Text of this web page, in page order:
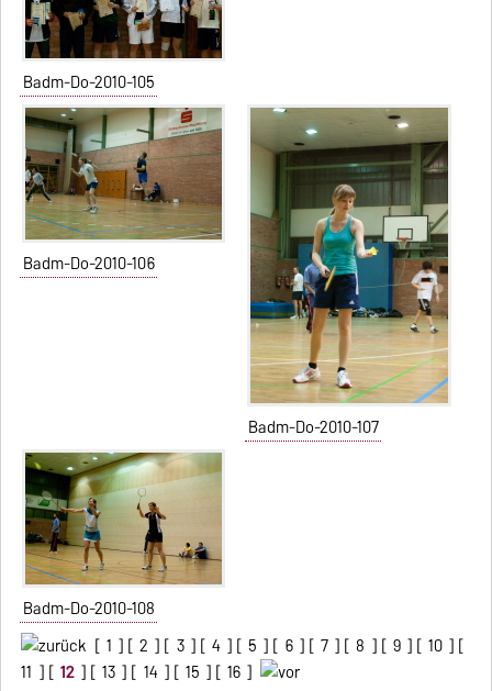
Badm-Do-2010-105
Badm-Do-2010-106
Badm-Do-2010-107
Badm-Do-2010-108
[ 1 ] [ 2 ] [ 3 ] [ 4 ] [ 5 ] [ 6 ] [ 7 ] [ 8 ] [ 9 ] [ 10 ] [
11 ] [ 12 ] [ 13 ] [ 14 ] [ 15 ] [ 16 ]